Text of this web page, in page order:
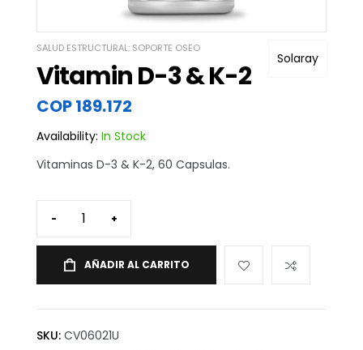
Solaray
SALUD ESTRUCTURAL: SOPORTE OSEO
Vitamin D-3 & K-2
COP189.172
Availability: In Stock
Vitaminas D-3 & K-2, 60 Capsulas.
- +
AÑADIR AL CARRITO
SKU: CV06021U